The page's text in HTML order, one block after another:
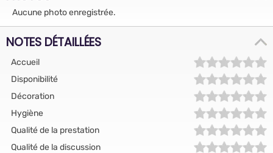
Aucune photo enregistrée.
NOTES DÉTAILLÉES
Accueil
Disponibilité
Décoration
Hygiène
Qualité de la prestation
Qualité de la discussion